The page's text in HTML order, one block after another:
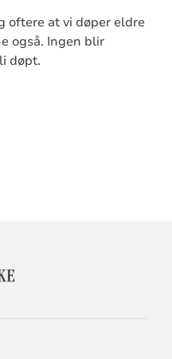
oftere at vi døper eldre
også. Ingen blir
døpt.
KONTAKTINFORMASJON